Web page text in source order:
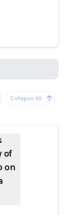
Collapse All
of
on